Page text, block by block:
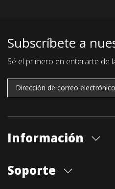
Subscríbete a
Sé el primero en enterarte de
Información
Cita previa tienda
Soporte